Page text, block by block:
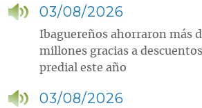
03/08/2026
Ibaguereños ahorraron más
millones gracias a
predial este año
03/08/2026